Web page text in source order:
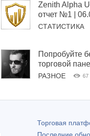
Zenith Alpha
отчет №1 |
СТАТИСТИКА
Попробуйте
торговой
РАЗНОЕ 67
Торговая